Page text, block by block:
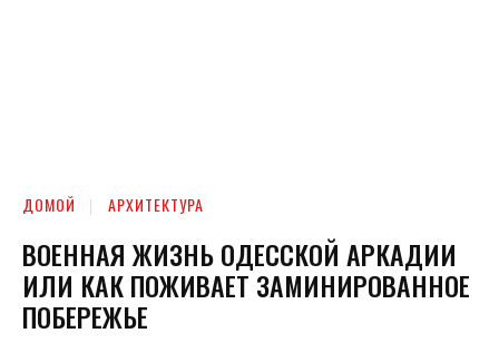
ДОМОЙ АРХИТЕКТУРА
ВОЕННАЯ ЖИЗНЬ ОДЕССКОЙ АРКАДИИ
ИЛИ КАК ПОЖИВАЕТ ЗАМИНИРОВАННОЕ
ПОБЕРЕЖЬЕ